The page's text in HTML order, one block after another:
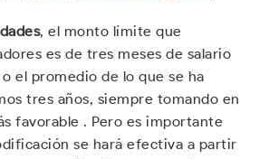
, el monto límite que
es de tres meses de salario
el promedio de lo que se ha
tres años, siempre tomando en
favorable . Pero es importante
se hará efectiva a partir